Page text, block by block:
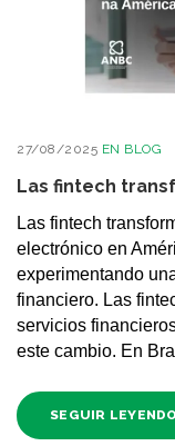
27/08/2025 EN BLOG
Las fintech
Las fintech
electrónico en
experimentando
financiero. Las
servicios
este cambio. En
SEGUIR LEYENDO